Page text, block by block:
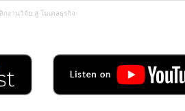
กงานวิจัย สู่ โมเดลธุรกิจ